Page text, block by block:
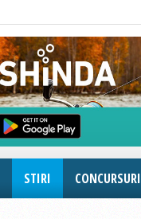
STIRI CONCURSURI